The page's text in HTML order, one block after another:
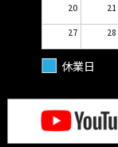
20 21
27 28
休業日